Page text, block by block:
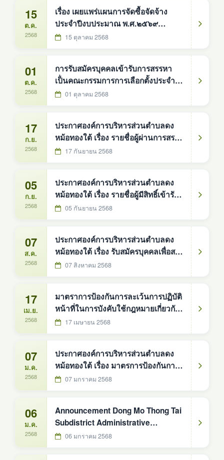
15
ต.ค.
2568
เรื่อง เผยแพร่แผนการจัดซื้อจัดจ้าง
ประจำปีงบประมาณ พ.ศ.๒๕๖๙
-โครงการพัฒนาแหล่งท่่องเที่ยวภายใน
แบบประกอบในชุดเดียวกัน ขนาด ๓๐
วัตต์ เสาสูง ๖ เมตร จำนวน ๑๔๒ ชุด
องค์การบริหารส่วนตำบลดงหม้อทองใ
15 ตุลาคม 2568
01
ต.ค.
2568
การรับสมัครบุคคลเข้ารับการสรรหา
เป็่นคณะกรรมการการเลือกตั้งประจำ
องค์การบริหารส่วนตำบลดงหม้อทอง
01 ตุลาคม 2568
17
ก.ย.
2568
ประกาศองค์การบริหารส่วนตำบลดง
หม้อทองใต้ เรื่อง รายชื่อผู้ผ่านการสรร
หาเเละเลือกสรรเป็นพนักงานจ้างตาม
17 กันยายน 2568
05
ก.ย.
2568
ประกาศองค์การบริหารส่วนตำบลดง
หม้อทองใต้ เรื่อง รายชื่อผู้มีสิทธิ์เข้ารับ
การสรรหาเเละเลือกสรรเป็นพนักงาน
05 กันยายน 2568
07
ส.ค.
2568
ประกาศองค์การบริหารส่วนตำบลดง
หม้อทองใต้ เรื่อง รับสมัครบุคคลเพื่อสรร
หาเเละเลือกสรรเป็นพนักงานจ้างตาม
07 สิงหาคม 2568
17
เม.ย.
2568
มาตราการป้องกันการละเว้นการปฏิบัติ
หน้าที่ในการบังคับใช้กฎหมายเกี่ยวกับ
ป้ายโฆษณาบนทางสาธารณะ
17 เมษายน 2568
07
ม.ค.
2568
ประกาศองค์การบริหารส่วนตำบลดง
หม้อทองใต้ เรื่อง มาตรการป้องกันการ
ละเว้นการปฏิบัติหน้าที่ในการบังคับใช้
07 มกราคม 2568
06
ม.ค.
2568
Announcement Dong Mo Thong Tai
Subdistrict Administrative
Organization Subject: Policy of not
06 มกราคม 2568